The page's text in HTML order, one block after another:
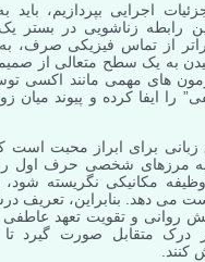
اجرایی بپردازیم،
رابطه زناشویی در بستر
از تماس فیزیکی صرف،
به یک سطح متعالی از
های مهمی مانند اکسی
را ایفا کرده و پیوند میان
زبانی برای ابراز محبت است
مرزهای شخصی حرف اول
وظیفه مکانیکی نگریسته
می دهد. بنابراین، تعریف
روانی و تقویت تعهد
درک متقابل صورت گیرد
کنند.